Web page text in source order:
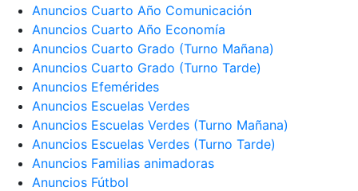
Anuncios Cuarto Año Comunicación
Anuncios Cuarto Año Economía
Anuncios Cuarto Grado (Turno Mañana)
Anuncios Cuarto Grado (Turno Tarde)
Anuncios Efemérides
Anuncios Escuelas Verdes
Anuncios Escuelas Verdes (Turno Mañana)
Anuncios Escuelas Verdes (Turno Tarde)
Anuncios Familias animadoras
Anuncios Fútbol